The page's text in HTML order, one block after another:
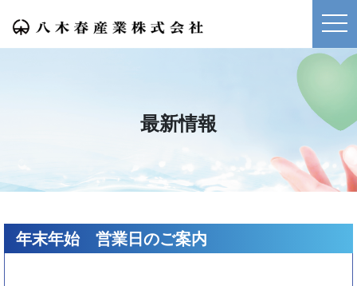
メニ
最新情報
年末年始 営業日のご案内